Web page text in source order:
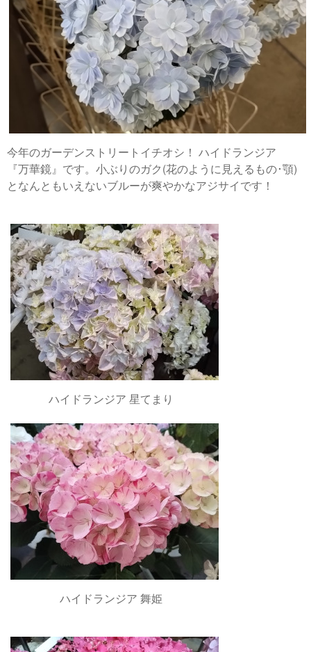
今年のガーデンストリートイチオシ！ ハイドランジア
『万華鏡』です。小ぶりのガク(花のように見えるもの･顎)
となんともいえないブルーが爽やかなアジサイです！
ハイドランジア 星てまり
ハイドランジア 舞姫